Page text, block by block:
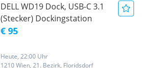
DELL WD19 Dock, USB-C 3.1
(Stecker) Dockingstation
€ 95
Heute, 22:00 Uhr
1210 Wien, 21. Bezirk, Floridsdorf